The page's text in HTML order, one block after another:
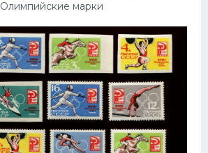
Олимпийские марки